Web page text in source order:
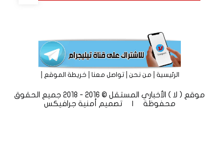
الرئيسية|من نحن|تواصل معنا|خريطة الموقع
موقع ( لا ) الأخباري المستقل © 2016 - 2018 جميع الحقوق
محفوظة | تصميم
أمنية جرافيكس